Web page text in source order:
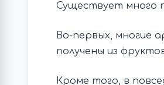
Существует много
Во-первых, многие
получены из
Кроме того, в